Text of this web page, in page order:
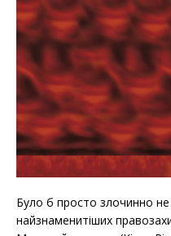
Було б просто злочинно
найзнаменитіших